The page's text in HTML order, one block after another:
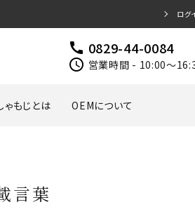
ログ
call 0829-44-0084
schedule 営業時間 - 10:00～
ゃもじとは OEMについて
言葉